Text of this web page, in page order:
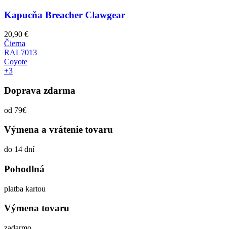
Kapucňa Breacher Clawgear
20,90 €
Čierna
RAL7013
Coyote
+3
Doprava zdarma
od 79€
Výmena a vrátenie tovaru
do 14 dní
Pohodlná
platba kartou
Výmena tovaru